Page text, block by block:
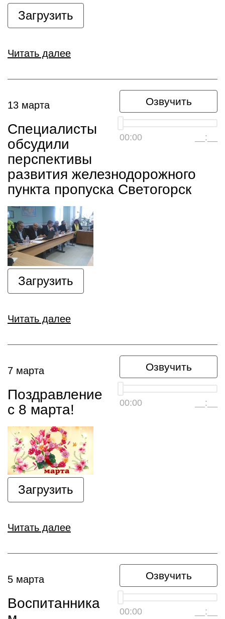
Загрузить
Читать далее
Озвучить
00:00 __:__
13 марта
Специалисты
обсудили
перспективы
развития железнодорожного
пункта пропуска Светогорск
Загрузить
Читать далее
Озвучить
00:00 __:__
7 марта
Поздравление
с 8 марта!
Загрузить
Читать далее
Озвучить
00:00 __:__
5 марта
Воспитанника